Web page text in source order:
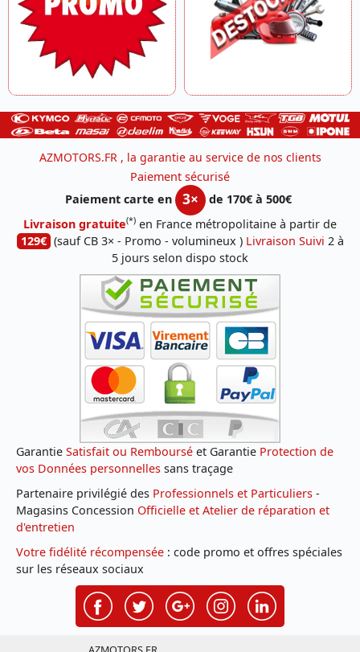
AZMOTORS.FR , la garantie au service de nos clients
Paiement sécurisé
Paiement carte en
3×
de 170€ à 500€
Livraison gratuite(*) en France métropolitaine à partir de
129€ (sauf CB 3× - Promo - volumineux ) Livraison Suivi 2 à
5 jours selon dispo stock
Garantie Satisfait ou Remboursé et Garantie Protection de
vos Données personnelles sans traçage
Partenaire privilégié des Professionnels et Particuliers -
Magasins Concession Officielle et Atelier de réparation et
d'entretien
Votre fidélité récompensée : code promo et offres spéciales
sur les réseaux sociaux